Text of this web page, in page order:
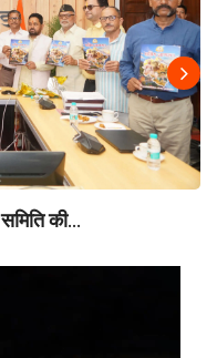
की...